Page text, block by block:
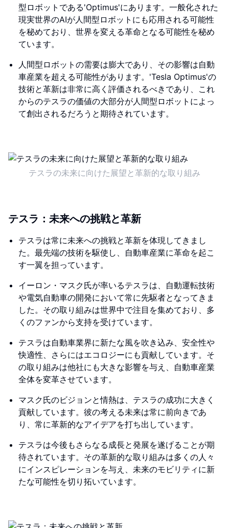
型ロボットである'Optimus'にあります。一般化された
現実世界のAIが人間型ロボットにも応用される可能性
を秘めており、世界を変える革命となる可能性を秘め
ています。
人間型ロボットの需要は膨大であり、その影響は自動
車産業を超える可能性があります。'Tesla Optimus'の
技術と革新は非常に高く評価されるべきであり、これ
からのテスラの価値の大部分が人間型ロボットによっ
て創出されるだろうと期待されています。
テスラの未来に向けた展望と革新的な取り組み
テスラ：未来への挑戦と革新
テスラは常に未来への挑戦と革新を体現してきまし
た。最先端の技術を駆使し、自動車産業に革命を起こ
す一翼を担っています。
イーロン・マスク氏が率いるテスラは、自動運転技術
や電気自動車の開発において常に先駆者となってきま
した。その取り組みは世界中で注目を集めており、多
くのファンから支持を受けています。
テスラは自動車業界に新たな風を吹き込み、安全性や
快適性、さらにはエコロジーにも貢献しています。そ
の取り組みは他社にも大きな影響を与え、自動車産業
全体を変革させています。
マスク氏のビジョンと情熱は、テスラの成功に大きく
貢献しています。彼の考える未来は常に前向きであ
り、常に革新的なアイデアを打ち出しています。
テスラは今後もさらなる成長と発展を遂げることが期
待されています。その革新的な取り組みは多くの人々
にインスピレーションを与え、未来のモビリティに新
たな可能性を切り拓いています。